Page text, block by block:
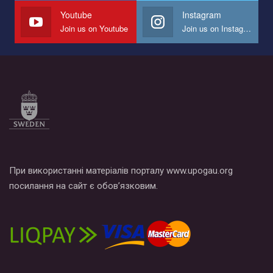
СОГИ в Украине.
Все, что вам нужно сделать - это зайти на наш канал YouTube
Youtube
Join us on Youtube
Instagram
Join us on Instagram
При використанні матеріалів порталу www.upogau.org
посилання на сайт є обов’язковим.